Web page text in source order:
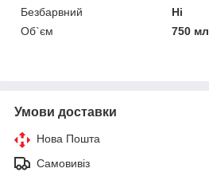
Безбарвний
Ні
Об`єм
750 мл
Умови доставки
Нова Пошта
Самовивіз